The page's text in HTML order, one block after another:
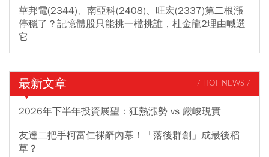
華邦電(2344)、南亞科(2408)、旺宏(2337)第二根漲
停穩了？記憶體股只能挑一檔挑誰，杜金龍2理由喊選
它
最新文章 / HOT NEWS /
2026年下半年投資展望：狂熱漲勢 vs 嚴峻現實
友達二把手柯富仁裸辭內幕！「落後群創」成最後稻
草？